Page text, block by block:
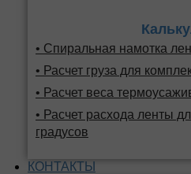
• Спиральная намотка
• Расчет груза для
• Расчет веса
• Расчет расхода ленты
градусов
КОНТАКТЫ